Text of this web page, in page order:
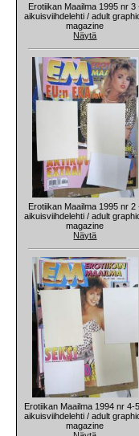
Erotiikan Maailma 1995 nr 3
aikuisviihdelehti / adult
magazine
Näytä
Erotiikan Maailma 1995 nr 2
aikuisviihdelehti / adult
magazine
Näytä
Erotiikan Maailma 1994 nr 4-
aikuisviihdelehti / adult
magazine